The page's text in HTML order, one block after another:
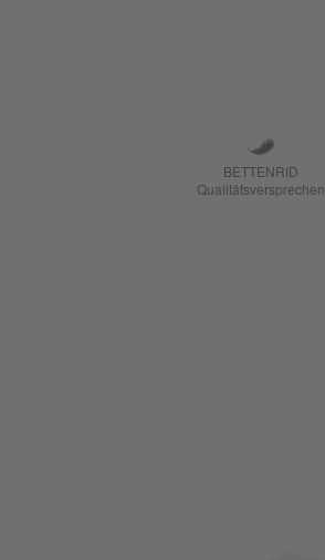
BETTENRID
Qualitätsversprechen